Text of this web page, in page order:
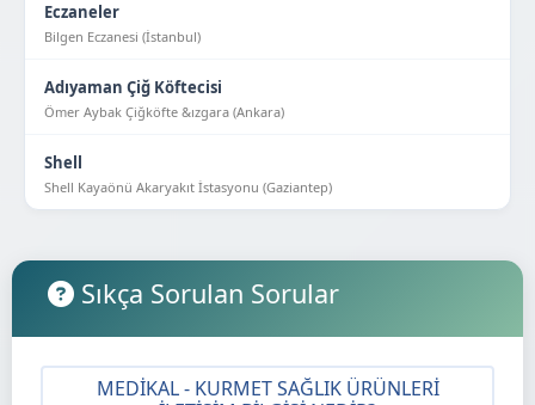
Eczaneler
Bilgen Eczanesi (İstanbul)
Adıyaman Çiğ Köftecisi
Ömer Aybak Çiğköfte &ızgara (Ankara)
Shell
Shell Kayaönü Akaryakıt İstasyonu (Gaziantep)
Sıkça Sorulan Sorular
MEDIKAL - KURMET SAĞLIK ÜRÜNLERI